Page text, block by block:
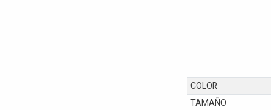
COLOR
TAMAÑO